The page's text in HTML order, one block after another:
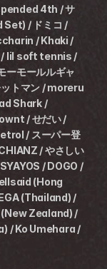
4th / サ
Set) / ドミコ /
/ Khaki /
/ lil soft tennis /
モールルギャ
ットマン / moreru
Shark /
/ せだい /
/ スーパー登
/ やさしい
/ DOGO /
(Hong
(Thailand) /
Zealand) /
/ Ko Umehara /